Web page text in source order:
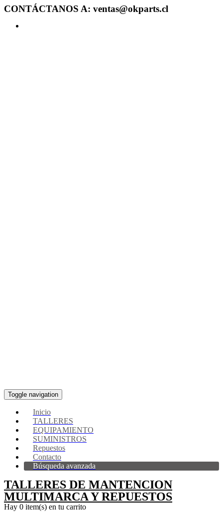
CONTÁCTANOS A: ventas@okparts.cl
Toggle navigation
Inicio
TALLERES
EQUIPAMIENTO
SUMINISTROS
Repuestos
Contacto
Búsqueda avanzada
TALLERES DE MANTENCION
MULTIMARCA Y REPUESTOS
Hay 0 item(s) en tu carrito